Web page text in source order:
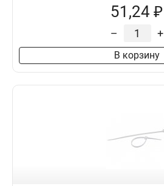
51,24 ₽
– +
В корзину